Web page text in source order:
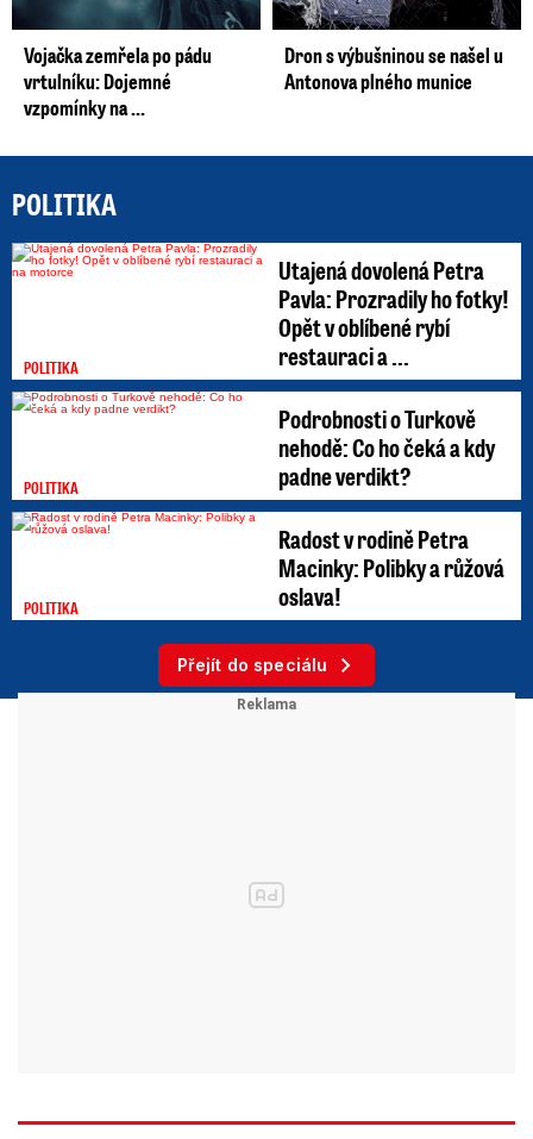
Vojačka zemřela po pádu
vrtulníku: Dojemné
vzpomínky na ...
Dron s výbušninou se našel u
Antonova plného munice
POLITIKA
POLITIKA
Utajená dovolená Petra
Pavla: Prozradily ho fotky!
Opět v oblíbené rybí
restauraci a ...
POLITIKA
Podrobnosti o Turkově
nehodě: Co ho čeká a kdy
padne verdikt?
POLITIKA
Radost v rodině Petra
Macinky: Polibky a růžová
oslava!
Přejít do speciálu